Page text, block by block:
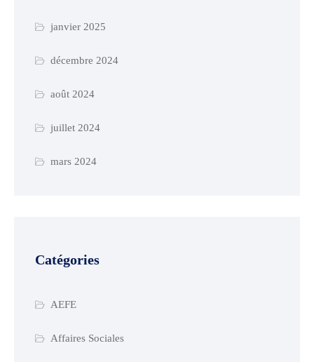
janvier 2025
décembre 2024
août 2024
juillet 2024
mars 2024
Catégories
AEFE
Affaires Sociales